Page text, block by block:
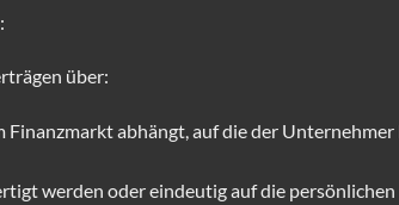
über:
Finanzmarkt abhängt, auf die der
werden oder eindeutig auf die